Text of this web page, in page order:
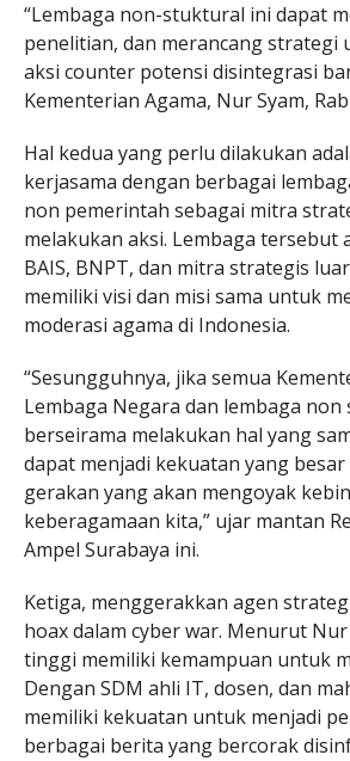
“Lembaga non-stuktural ini dapat
penelitian, dan merancang strategi
aksi counter potensi disintegrasi
Kementerian Agama, Nur Syam,
Hal kedua yang perlu dilakukan
kerjasama dengan berbagai
non pemerintah sebagai mitra
melakukan aksi. Lembaga tersebut
BAIS, BNPT, dan mitra strategis
memiliki visi dan misi sama untuk
moderasi agama di Indonesia.
“Sesungguhnya, jika semua
Lembaga Negara dan lembaga
berseirama melakukan hal yang
dapat menjadi kekuatan yang
gerakan yang akan mengoyak
keberagamaan kita,” ujar mantan
Ampel Surabaya ini.
Ketiga, menggerakkan agen
hoax dalam cyber war. Menurut
tinggi memiliki kemampuan untuk
Dengan SDM ahli IT, dosen, dan
memiliki kekuatan untuk menjadi
berbagai berita yang bercorak